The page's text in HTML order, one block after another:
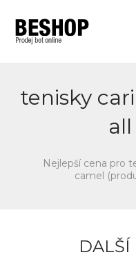
tenisky
Nejlepší cena pro
camel
DALŠÍ